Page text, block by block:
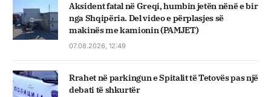
Aksident fatal në Greqi, humbin jetën nënë e bir
nga Shqipëria. Del video e përplasjes së
makinës me kamionin (PAMJET)
07.08.2026, 12:49
Rrahet në parkingun e Spitalit të Tetovës pas një
debati të shkurtër